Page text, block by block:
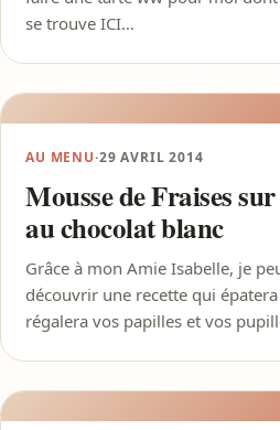
se trouve ICI…
AU MENU·29 AVRIL 2014
Mousse de Fraises
au chocolat blanc
Grâce à mon Amie Isabelle, je
découvrir une recette qui
régalera vos papilles et vos